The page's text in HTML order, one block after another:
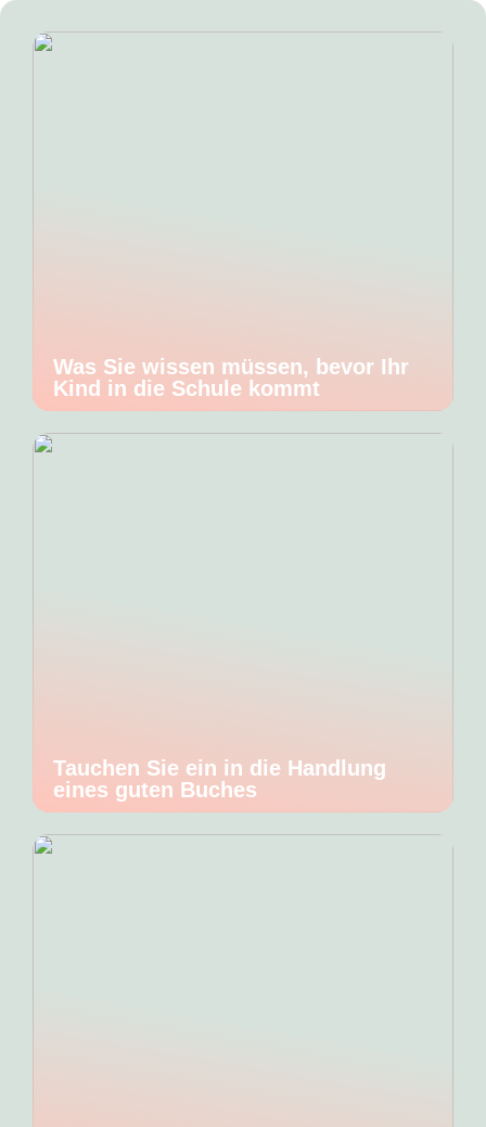
Was Sie wissen müssen, bevor Ihr
Kind in die Schule kommt
Tauchen Sie ein in die Handlung
eines guten Buches